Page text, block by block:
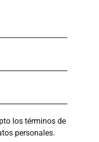
los términos de
personales.